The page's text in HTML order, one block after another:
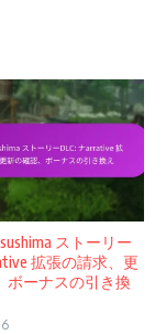
ストーリー
拡張の請求、更
ボーナスの引き換